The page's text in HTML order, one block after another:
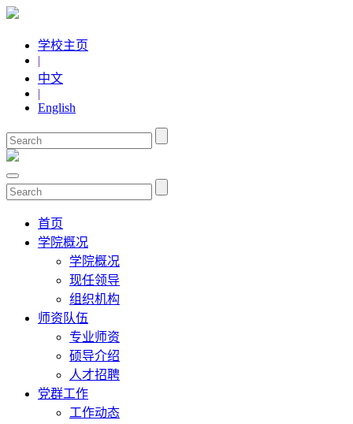
学校主页
|
中文
|
English
首页
学院概况
学院概况
现任领导
组织机构
师资队伍
专业师资
硕导介绍
人才招聘
党群工作
工作动态